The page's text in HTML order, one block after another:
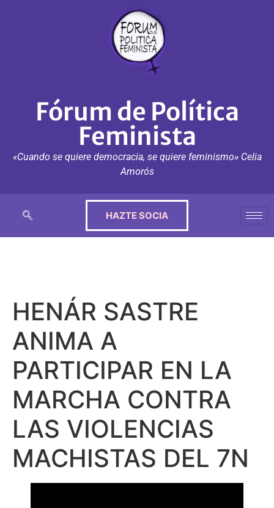
Fórum de Política
Feminista
«Cuando se quiere democracia, se quiere feminismo» Celia
Amorós
HAZTE SOCIA
HENÁR SASTRE
ANIMA A
PARTICIPAR EN LA
MARCHA CONTRA
LAS VIOLENCIAS
MACHISTAS DEL 7N